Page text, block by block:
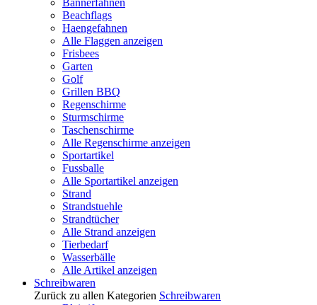
Bannerfahnen
Beachflags
Haengefahnen
Alle Flaggen anzeigen
Frisbees
Garten
Golf
Grillen BBQ
Regenschirme
Sturmschirme
Taschenschirme
Alle Regenschirme anzeigen
Sportartikel
Fussballe
Alle Sportartikel anzeigen
Strand
Strandstuehle
Strandtücher
Alle Strand anzeigen
Tierbedarf
Wasserbälle
Alle Artikel anzeigen
Schreibwaren
Zurück zu allen Kategorien Schreibwaren